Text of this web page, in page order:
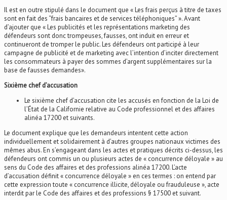
Il est en outre stipulé dans le document que « Les frais perçus à titre de taxes
sont en fait des “frais bancaires et de services téléphoniques” ». Avant
d’ajouter que « Les publicités et les représentations marketing des
défendeurs sont donc trompeuses, fausses, ont induit en erreur et
continueront de tromper le public. Les défendeurs ont participé à leur
campagne de publicité et de marketing avec l’intention d’inciter directement
les consommateurs à payer des sommes d’argent supplémentaires sur la
base de fausses demandes».
Sixième chef d’accusation
Le sixième chef d’accusation cite les accusés en fonction de la Loi de
l’État de la Californie relative au Code professionnel et des affaires
alinéa 17200 et suivants.
Le document explique que les demandeurs intentent cette action
individuellement et solidairement à d’autres groupes nationaux victimes des
mêmes abus. En s’engageant dans les actes et pratiques décrits ci-dessus, les
défendeurs ont commis un ou plusieurs actes de « concurrence déloyale » au
sens du Code des affaires et des professions alinéa 17200. L’acte
d’accusation définit « concurrence déloyale » en ces termes : on entend par
cette expression toute « concurrence illicite, déloyale ou frauduleuse », acte
interdit par le Code des affaires et des professions § 17500 et suivant.